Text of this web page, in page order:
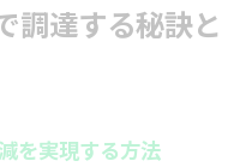
調達する秘訣と
を実現する方法